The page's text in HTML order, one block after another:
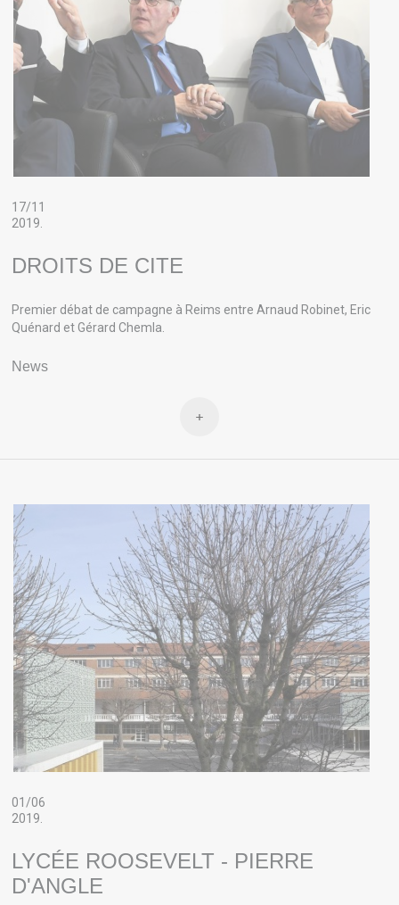
17/11
2019.
DROITS DE CITE
Premier débat de campagne à Reims entre Arnaud Robinet, Eric
Quénard et Gérard Chemla.
News
01/06
2019.
LYCÉE ROOSEVELT - PIERRE
D'ANGLE